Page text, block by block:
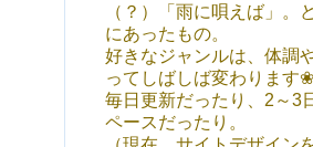
（？）「雨に唄えば」。
にあったもの。
好きなジャンルは、体調
ってしばしば変わります❀
毎日更新だったり、2～3
ペースだったり。